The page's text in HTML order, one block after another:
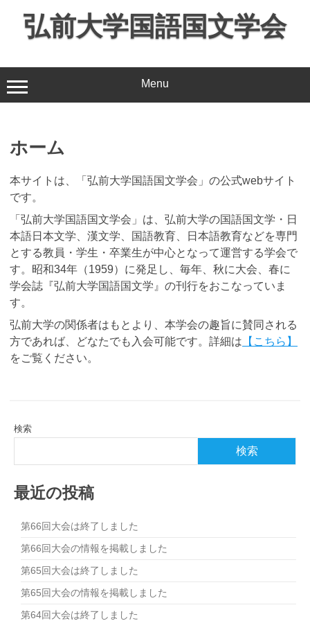
へ
プ
弘前大学国語国文学会
Menu
ホーム
本サイトは、「弘前大学国語国文学会」の公式webサイト
です。
「弘前大学国語国文学会」は、弘前大学の国語国文学・日
本語日本文学、漢文学、国語教育、日本語教育などを専門
とする教員・学生・卒業生が中心となって運営する学会で
す。昭和34年（1959）に発足し、毎年、秋に大会、春に
学会誌『弘前大学国語国文学』の刊行をおこなっていま
す。
弘前大学の関係者はもとより、本学会の趣旨に賛同される
方であれば、どなたでも入会可能です。詳細は 【こちら】
をご覧ください。
検索
検索
最近の投稿
第66回大会は終了しました
第66回大会の情報を掲載しました
第65回大会は終了しました
第65回大会の情報を掲載しました
第64回大会は終了しました